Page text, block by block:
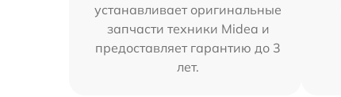
устанавливает оригинальные
запчасти техники Midea и
предоставляет гарантию до 3
лет.